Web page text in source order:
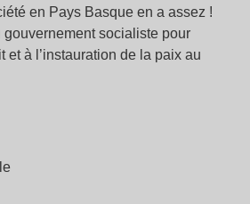
en Pays Basque en a assez !
socialiste pour
à l’instauration de la paix au